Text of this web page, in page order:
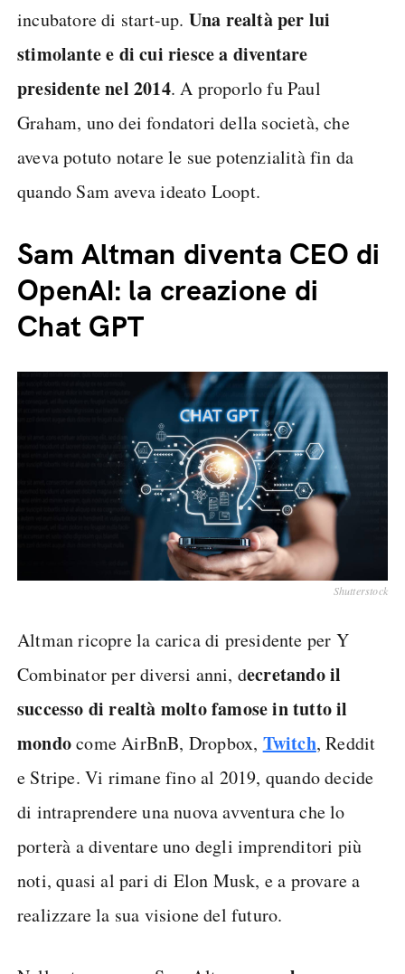
incubatore di start-up. Una realtà per lui
stimolante e di cui riesce a diventare
presidente nel 2014. A proporlo fu Paul
Graham, uno dei fondatori della società, che
aveva potuto notare le sue potenzialità fin da
quando Sam aveva ideato Loopt.
Sam Altman diventa CEO di
OpenAI: la creazione di
Chat GPT
Shutterstock
Altman ricopre la carica di presidente per Y
Combinator per diversi anni, decretando il
successo di realtà molto famose in tutto il
mondocome AirBnB, Dropbox, Twitch, Reddit
e Stripe. Vi rimane fino al 2019, quando decide
di intraprendere una nuova avventura che lo
porterà a diventare uno degli imprenditori più
noti, quasi al pari di Elon Musk, e a provare a
realizzare la sua visione del futuro.